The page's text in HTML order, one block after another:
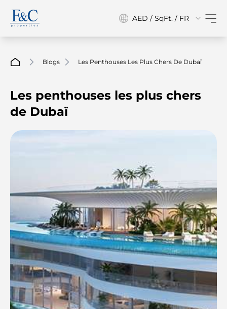
AED / SqFt. / FR
Blogs Les Penthouses Les Plus Chers De Dubaï
Les penthouses les plus chers
de Dubaï